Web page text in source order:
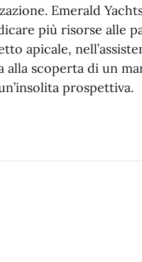
Emerald
più risorse alle
apicale,
scoperta di un
prospettiva.